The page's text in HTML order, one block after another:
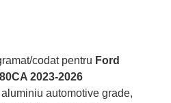
codat pentru Ford
2023-2026
automotive grade,